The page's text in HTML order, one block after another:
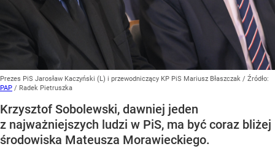
Prezes PiS Jarosław Kaczyński (L) i przewodniczący KP PiS Mariusz Błaszczak / Źródło:
PAP / Radek Pietruszka
Krzysztof Sobolewski, dawniej jeden
z najważniejszych ludzi w PiS, ma być coraz bliżej
środowiska Mateusza Morawieckiego.